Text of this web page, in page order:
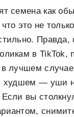
семена как
это не
Правда,
в TikTok,
лучшем
худшем — уши
вы